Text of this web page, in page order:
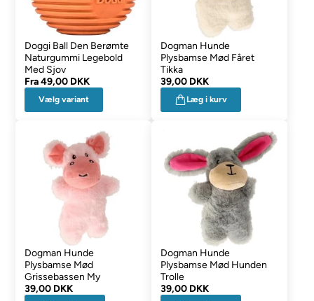
Doggi Ball Den Berømte
Naturgummi Legebold
Med Sjov
Fra49,00 DKK
Vælg variant
Dogman Hunde
Plysbamse Mød Fåret
Tikka
39,00 DKK
Læg i kurv
Dogman Hunde
Plysbamse Mød
Grissebassen My
39,00 DKK
Dogman Hunde
Plysbamse Mød Hunden
Trolle
39,00 DKK